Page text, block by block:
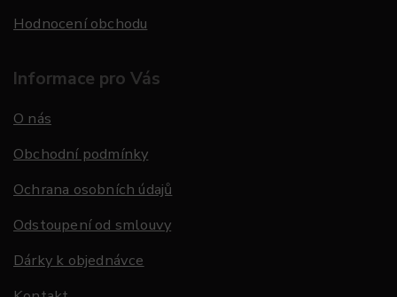
Hodnocení obchodu
Informace pro Vás
O nás
Obchodní podmínky
Ochrana osobních údajů
Odstoupení od smlouvy
Dárky k objednávce